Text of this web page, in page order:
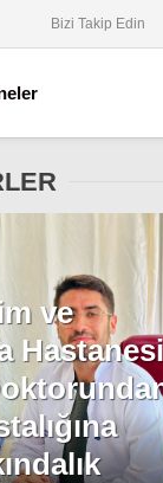
Bizi Takip Edin
ve